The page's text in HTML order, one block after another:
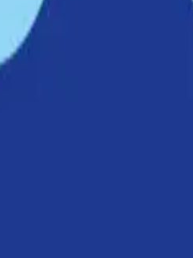
kan nu starta
summeras
bussterminal